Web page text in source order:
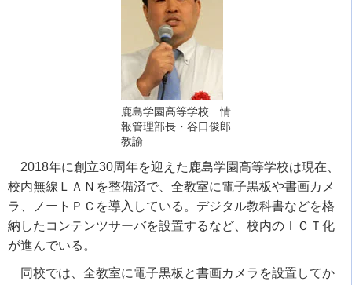
鹿島学園高等学校 情
報管理部長・谷口俊郎
教諭
2018年に創立30周年を迎えた鹿島学園高等学校は現在、
校内無線ＬＡＮを整備済で、全教室に電子黒板や書画カメ
ラ、ノートＰＣを導入している。デジタル教科書などを格
納したコンテンツサーバを設置するなど、校内のＩＣＴ化
が進んでいる。
同校では、全教室に電子黒板と書画カメラを設置してか